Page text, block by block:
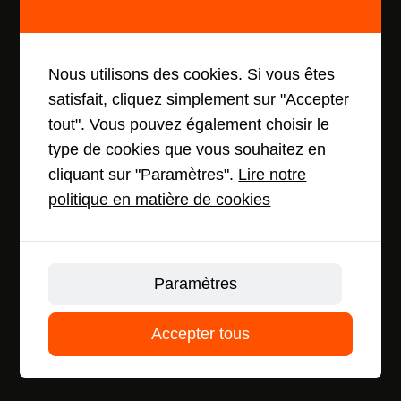
Nous utilisons des cookies. Si vous êtes
satisfait, cliquez simplement sur "Accepter
tout". Vous pouvez également choisir le
type de cookies que vous souhaitez en
cliquant sur "Paramètres". Lire notre
politique en matière de cookies
Paramètres
Accepter tous